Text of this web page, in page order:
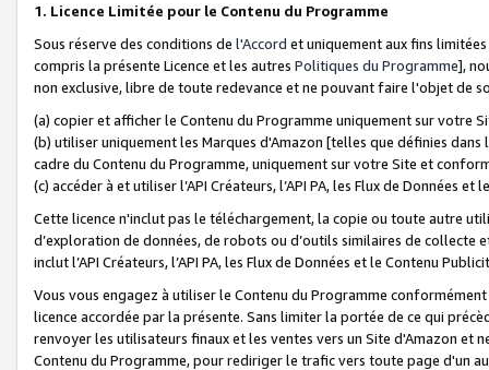
1. Licence Limitée pour le Contenu du Programme
Sous réserve des conditions de l'Accord et uniquement aux fins
compris la présente Licence et les autres Politiques du Programme],
non exclusive, libre de toute redevance et ne pouvant faire l'objet de
(a) copier et afficher le Contenu du Programme uniquement sur votre
(b) utiliser uniquement les Marques d'Amazon [telles que définies dans
cadre du Contenu du Programme, uniquement sur votre Site et
(c) accéder à et utiliser l’API Créateurs, l’API PA, les Flux de Données
Cette licence n'inclut pas le téléchargement, la copie ou toute autre
d’exploration de données, de robots ou d’outils similaires de
inclut l’API Créateurs, l’API PA, les Flux de Données et le Contenu
Vous vous engagez à utiliser le Contenu du Programme
licence accordée par la présente. Sans limiter la portée de ce qui
renvoyer les utilisateurs finaux et les ventes vers un Site d'Amazon et
Contenu du Programme, pour rediriger le trafic vers toute page d'un